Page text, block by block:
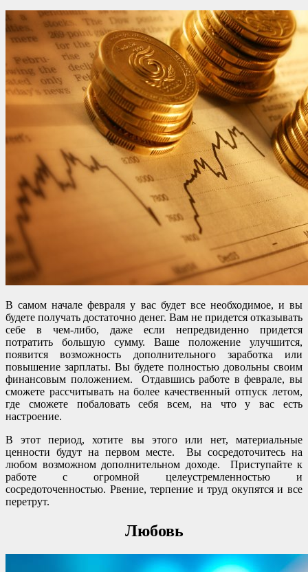
В самом начале февраля у вас будет все необходимое, и вы
будете получать достаточно денег. Вам не придется отказывать
себе в чем-либо, даже если непредвиденно придется
потратить большую сумму. Ваше положение улучшится,
появится возможность дополнительного заработка или
повышение зарплаты. Вы будете полностью довольны своим
финансовым положением. Отдавшись работе в феврале, вы
сможете рассчитывать на более качественный отпуск летом,
где сможете побаловать себя всем, на что у вас есть
настроение.
В этот период, хотите вы этого или нет, материальные
ценности будут на первом месте. Вы сосредоточитесь на
любом возможном дополнительном доходе. Приступайте к
работе с огромной целеустремленностью и
сосредоточенностью. Рвение, терпение и труд окупятся и все
перетрут.
Любовь